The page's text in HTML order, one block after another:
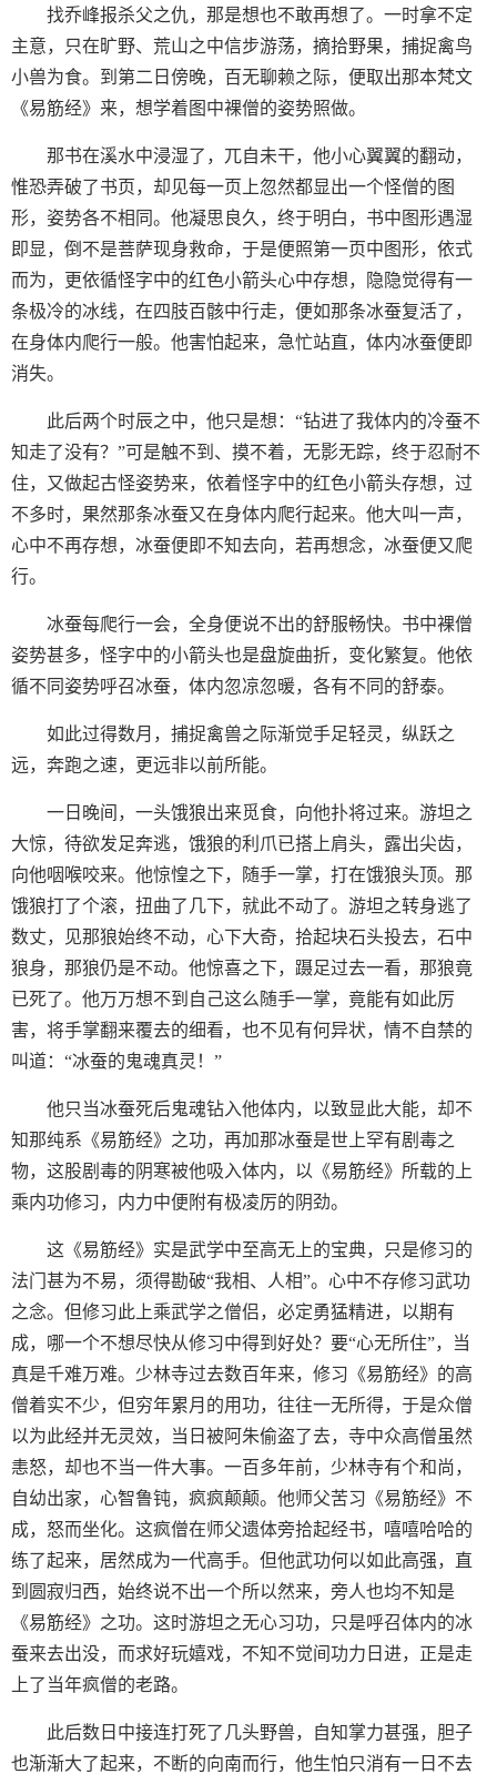
找乔峰报杀父之仇，那是想也不敢再想了。一时拿不定
主意，只在旷野、荒山之中信步游荡，摘拾野果，捕捉禽鸟
小兽为食。到第二日傍晚，百无聊赖之际，便取出那本梵文
《易筋经》来，想学着图中裸僧的姿势照做。
那书在溪水中浸湿了，兀自未干，他小心翼翼的翻动，
惟恐弄破了书页，却见每一页上忽然都显出一个怪僧的图
形，姿势各不相同。他凝思良久，终于明白，书中图形遇湿
即显，倒不是菩萨现身救命，于是便照第一页中图形，依式
而为，更依循怪字中的红色小箭头心中存想，隐隐觉得有一
条极冷的冰线，在四肢百骸中行走，便如那条冰蚕复活了，
在身体内爬行一般。他害怕起来，急忙站直，体内冰蚕便即
消失。
此后两个时辰之中，他只是想：“钻进了我体内的冷蚕不
知走了没有？”可是触不到、摸不着，无影无踪，终于忍耐不
住，又做起古怪姿势来，依着怪字中的红色小箭头存想，过
不多时，果然那条冰蚕又在身体内爬行起来。他大叫一声，
心中不再存想，冰蚕便即不知去向，若再想念，冰蚕便又爬
行。
冰蚕每爬行一会，全身便说不出的舒服畅快。书中裸僧
姿势甚多，怪字中的小箭头也是盘旋曲折，变化繁复。他依
循不同姿势呼召冰蚕，体内忽凉忽暖，各有不同的舒泰。
如此过得数月，捕捉禽兽之际渐觉手足轻灵，纵跃之
远，奔跑之速，更远非以前所能。
一日晚间，一头饿狼出来觅食，向他扑将过来。游坦之
大惊，待欲发足奔逃，饿狼的利爪已搭上肩头，露出尖齿，
向他咽喉咬来。他惊惶之下，随手一掌，打在饿狼头顶。那
饿狼打了个滚，扭曲了几下，就此不动了。游坦之转身逃了
数丈，见那狼始终不动，心下大奇，拾起块石头投去，石中
狼身，那狼仍是不动。他惊喜之下，蹑足过去一看，那狼竟
已死了。他万万想不到自己这么随手一掌，竟能有如此厉
害，将手掌翻来覆去的细看，也不见有何异状，情不自禁的
叫道：“冰蚕的鬼魂真灵！”
他只当冰蚕死后鬼魂钻入他体内，以致显此大能，却不
知那纯系《易筋经》之功，再加那冰蚕是世上罕有剧毒之
物，这股剧毒的阴寒被他吸入体内，以《易筋经》所载的上
乘内功修习，内力中便附有极凌厉的阴劲。
这《易筋经》实是武学中至高无上的宝典，只是修习的
法门甚为不易，须得勘破“我相、人相”。心中不存修习武功
之念。但修习此上乘武学之僧侣，必定勇猛精进，以期有
成，哪一个不想尽快从修习中得到好处？要“心无所住”，当
真是千难万难。少林寺过去数百年来，修习《易筋经》的高
僧着实不少，但穷年累月的用功，往往一无所得，于是众僧
以为此经并无灵效，当日被阿朱偷盗了去，寺中众高僧虽然
恚怒，却也不当一件大事。一百多年前，少林寺有个和尚，
自幼出家，心智鲁钝，疯疯颠颠。他师父苦习《易筋经》不
成，怒而坐化。这疯僧在师父遗体旁拾起经书，嘻嘻哈哈的
练了起来，居然成为一代高手。但他武功何以如此高强，直
到圆寂归西，始终说不出一个所以然来，旁人也均不知是
《易筋经》之功。这时游坦之无心习功，只是呼召体内的冰
蚕来去出没，而求好玩嬉戏，不知不觉间功力日进，正是走
上了当年疯僧的老路。
此后数日中接连打死了几头野兽，自知掌力甚强，胆子
也渐渐大了起来，不断的向南而行，他生怕只消有一日不去